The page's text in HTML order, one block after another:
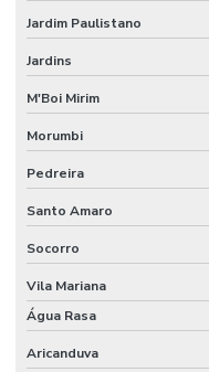
Locação de bombas
Locação de compactador de
Locação de compactador
Locação de cortadora de
Locação de cortadora de piso
Locação de escora metálica
Locação de esmerilhadeira
Jardim Paulistano
Jardins
M'Boi Mirim
Morumbi
Pedreira
Santo Amaro
Socorro
Vila Mariana
Água Rasa
Aricanduva